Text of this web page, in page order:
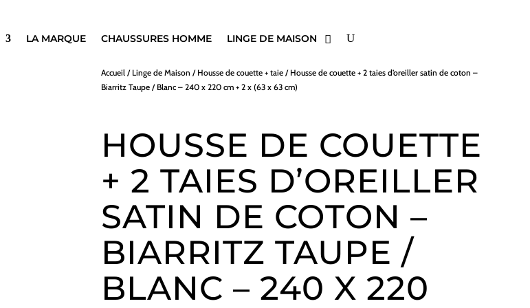
LA MARQUE CHAUSSURES HOMME LINGE DE MAISON
Accueil / Linge de Maison / Housse de couette + taie / Housse de couette + 2 taies d’oreiller satin de coton –
Biarritz Taupe / Blanc – 240 x 220 cm + 2 x (63 x 63 cm)
HOUSSE DE COUETTE
+ 2 TAIES D’OREILLER
SATIN DE COTON –
BIARRITZ TAUPE /
BLANC – 240 X 220